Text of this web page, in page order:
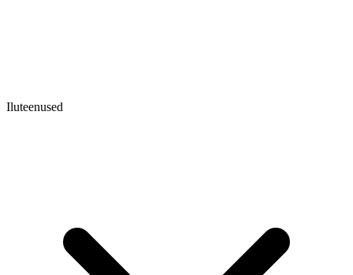
Iluteenused